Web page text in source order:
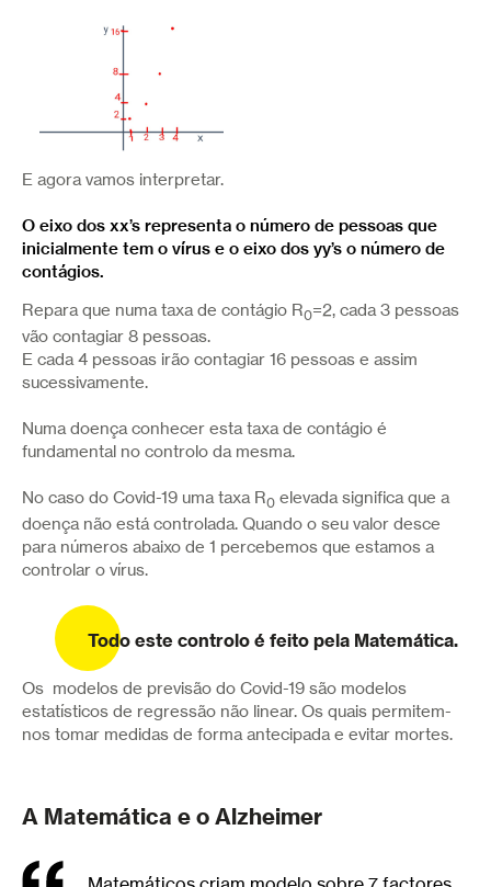
E agora vamos interpretar.
O eixo dos xx’s representa o número de pessoas que
inicialmente tem o vírus e o eixo dos yy’s o número de
contágios.
Repara que numa taxa de contágio R0=2, cada 3 pessoas
vão contagiar 8 pessoas.
E cada 4 pessoas irão contagiar 16 pessoas e assim
sucessivamente.
Numa doença conhecer esta taxa de contágio é
fundamental no controlo da mesma.
No caso do Covid-19 uma taxa R0 elevada significa que a
doença não está controlada. Quando o seu valor desce
para números abaixo de 1 percebemos que estamos a
controlar o vírus.
Todo este controlo é feito pela Matemática.
Os modelos de previsão do Covid-19 são modelos
estatísticos de regressão não linear. Os quais permitem-
nos tomar medidas de forma antecipada e evitar mortes.
A Matemática e o Alzheimer